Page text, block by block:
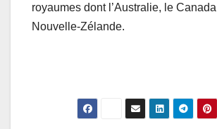
royaumes dont l’Australie, le
Nouvelle-Zélande.